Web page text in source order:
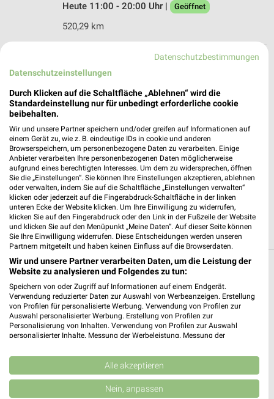
Heute 11:00 - 20:00 Uhr |
Geöffnet
520,29 km
Mannheimstr.
67657 Kaiserslautern
Heute 07:00 - 18:00 Uhr | Geöffnet
520,04 km
Burger King Kaiserslautern
Europaallee 6
67657 Kaiserslautern
Heute 09:00 - 05:00 Uhr | Geöffnet
519,10 km
Restaurant Filialen in Queidersbach
Hier findest Du aktuelle Filialen und Öffnungszeiten von z.B.
McDonald´s, KFC und Nordsee, rund um das Thema Restaurant
in der Nähe von Queidersbach.
Umgebung
14 Prospekte
Datenschutzbestimmungen
Datenschutzeinstellungen
Durch Klicken auf die Schaltfläche „Ablehnen“ wird die
Standardeinstellung nur für unbedingt erforderliche cookie
beibehalten.
Wir und unsere Partner speichern und/oder greifen auf Informationen auf
einem Gerät zu, wie z. B. eindeutige IDs in cookie und anderen
Browserspeichern, um personenbezogene Daten zu verarbeiten. Einige
Anbieter verarbeiten Ihre personenbezogenen Daten möglicherweise
aufgrund eines berechtigten Interesses. Um dem zu widersprechen, öffnen
Sie die „Einstellungen“. Sie können Ihre Einstellungen akzeptieren, ablehnen
oder verwalten, indem Sie auf die Schaltfläche „Einstellungen verwalten“
klicken oder jederzeit auf die Fingerabdruck-Schaltfläche in der linken
unteren Ecke der Website klicken. Um Ihre Einwilligung zu widerrufen,
klicken Sie auf den Fingerabdruck oder den Link in der Fußzeile der Website
und klicken Sie auf den Menüpunkt „Meine Daten“. Auf dieser Seite können
Sie Ihre Einwilligung widerrufen. Diese Entscheidungen werden unseren
Partnern mitgeteilt und haben keinen Einfluss auf die Browserdaten.
Wir und unsere Partner verarbeiten Daten, um die Leistung der
Website zu analysieren und Folgendes zu tun:
Speichern von oder Zugriff auf Informationen auf einem Endgerät.
Verwendung reduzierter Daten zur Auswahl von Werbeanzeigen. Erstellung
von Profilen für personalisierte Werbung. Verwendung von Profilen zur
Auswahl personalisierter Werbung. Erstellung von Profilen zur
Personalisierung von Inhalten. Verwendung von Profilen zur Auswahl
personalisierter Inhalte. Messung der Werbeleistung. Messung der
Kombinationen von Daten aus verschiedenen Quellen. Entwicklung und
Verbesserung der Angebote. Verwendung reduzierter Daten zur Auswahl
von Inhalten.
Daten können außerhalb der Europäischen Union weitergegeben und in die
USA gesendet werden.
Alle akzeptieren
Nein, anpassen